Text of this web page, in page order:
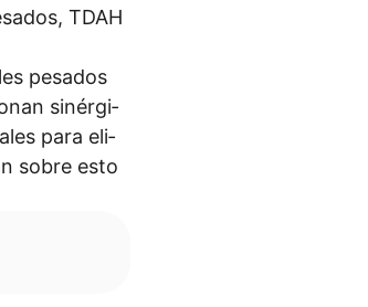
TDAH
pes­ados
sinérgi­
para eli­
sob­re esto